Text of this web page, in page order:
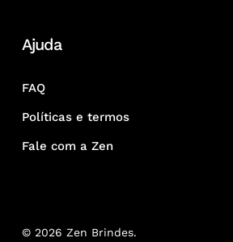
Ajuda
FAQ
Políticas e termos
Fale com a Zen
© 2026 Zen Brindes.